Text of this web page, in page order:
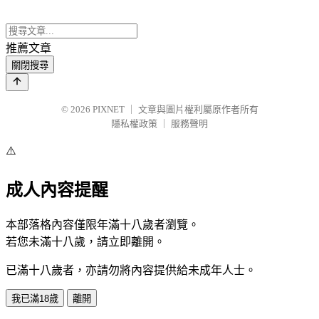
推薦文章
關閉搜尋
© 2026 PIXNET
文章與圖片權利屬原作者所有
隱私權政策
服務聲明
⚠️
成人內容提醒
本部落格內容僅限年滿十八歲者瀏覽。
若您未滿十八歲，請立即離開。
已滿十八歲者，亦請勿將內容提供給未成年人士。
我已滿18歲 離開